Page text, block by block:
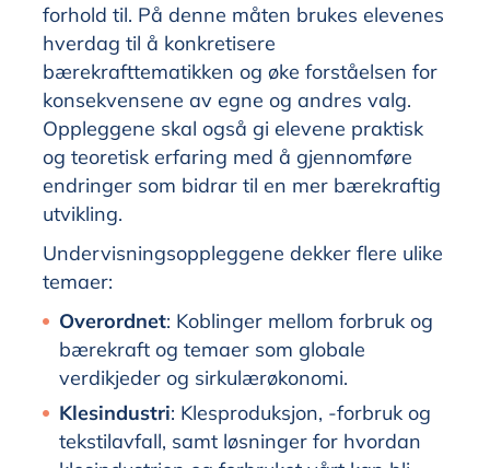
forhold til. På denne måten brukes elevenes
hverdag til å konkretisere
bærekrafttematikken og øke forståelsen for
konsekvensene av egne og andres valg.
Oppleggene skal også gi elevene praktisk
og teoretisk erfaring med å gjennomføre
endringer som bidrar til en mer bærekraftig
utvikling.
Undervisningsoppleggene dekker flere ulike
temaer:
Overordnet: Koblinger mellom forbruk og
bærekraft og temaer som globale
verdikjeder og sirkulærøkonomi.
Klesindustri: Klesproduksjon, -forbruk og
tekstilavfall, samt løsninger for hvordan